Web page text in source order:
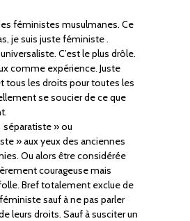
féministes musulmanes. Ce
je suis juste féministe .
C’est le plus drôle.
comme expérience. Juste
tous les droits pour toutes les
se soucier de ce que
» ou
» aux yeux des anciennes
Ou alors être considérée
courageuse mais
Bref totalement exclue de
sauf à ne pas parler
leurs droits. Sauf à susciter un